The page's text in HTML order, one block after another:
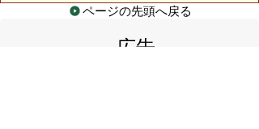
ページの先頭へ戻る
広告